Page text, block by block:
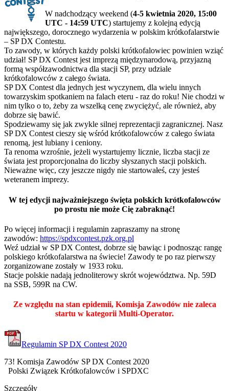
W nadchodzący weekend (4-5 kwietnia 2020, 15:00
UTC - 14:59 UTC) startujemy z kolejną edycją
największego, dorocznego wydarzenia w polskim krótkofalarstwie
– SP DX Contestu.
To zawody, w których każdy polski krótkofalowiec powinien wziąć
udział! SP DX Contest jest imprezą międzynarodową, przyjazną
formą współzawodnictwa dla stacji SP, przy udziale
krótkofalowców z całego świata.
SP DX Contest dla jednych jest wyczynem, dla wielu innych
towarzyskim spotkaniem na falach eteru - raz do roku! Nie chodzi w
nim tylko o to, żeby za wszelką cenę zwyciężyć, ale również, aby
dobrze się bawić.
Spodziewamy się jak zwykle silnej reprezentacji zagranicznej. Nasz
SP DX Contest cieszy się wśród krótkofalowców z całego świata
renomą, jest lubiany i ceniony.
Ta renoma wzrośnie, jeżeli wystartujemy licznie, liczba stacji ze
świata jest proporcjonalna do liczby słyszanych stacji polskich.
Nieważne więc, czy jeszcze nigdy nie startowałeś, czy jesteś
weteranem imprezy.
W tej edycji najważniejszego święta polskich krótkofalowców
po prostu nie może Cię zabraknąć!
Po więcej informacji i regulamin zapraszamy na stronę
zawodów: https://spdxcontest.pzk.org.pl
Weź udział w SP DX Contest, dobrze się bawiąc i podnosząc rangę
polskiego krótkofalarstwa na świecie! Zawody te po raz pierwszy
zorganizowane zostały w 1933 roku.
Stacje polskie nadają jednoliterowy skrót województwa. Np. 59D
na SSB, 599R na CW.
Ze względu na stan epidemii, Komisja Zawodów nie zaleca
startu w kategorii Multi-Operator.
Regulamin SP DX Contest 2020
73! Komisja Zawodów SP DX Contest 2020
Polski Związek Krótkofalowców i SPDXC
Szczegóły